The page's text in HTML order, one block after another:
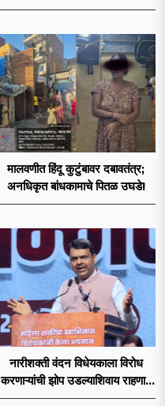
सुरुवात!
मालवणीत हिंदू कुटुंबावर दबावतंत्र;
अनधिकृत बांधकामाचे पितळ उघडे!
नारीशक्ती वंदन विधेयकाला विरोध
करणाऱ्यांची झोप उडल्याशिवाय राहणार
नाही : देवेंद्र फडणवीस